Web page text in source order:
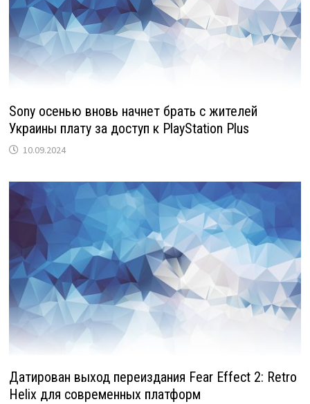
Sony осенью вновь начнет брать с жителей
Украины плату за доступ к PlayStation Plus
10.09.2024
Датирован выход переиздания Fear Effect 2: Retro
Helix для современных платформ